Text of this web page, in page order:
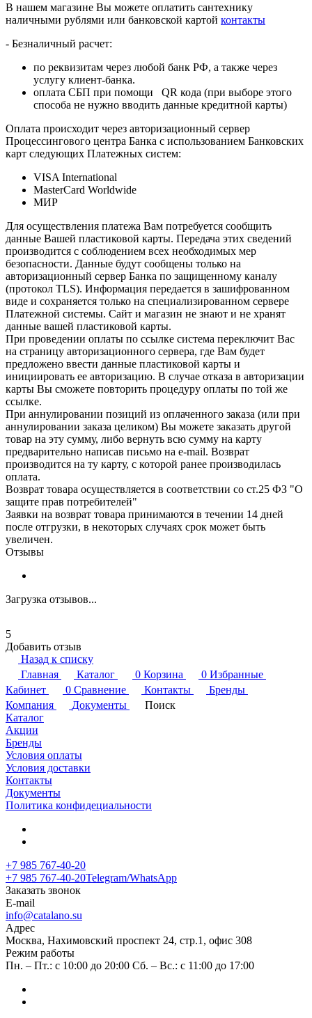
В нашем магазине Вы можете оплатить сантехнику
наличными рублями или банковской картой контакты
- Безналичный расчет:
по реквизитам через любой банк РФ, а также через
услугу клиент-банка.
оплата СБП при помощи QR кода (при выборе этого
способа не нужно вводить данные кредитной карты)
Оплата происходит через авторизационный сервер
Процессингового центра Банка с использованием Банковских
карт следующих Платежных систем:
VISA International
MasterCard Worldwide
МИР
Для осуществления платежа Вам потребуется сообщить
данные Вашей пластиковой карты. Передача этих сведений
производится с соблюдением всех необходимых мер
безопасности. Данные будут сообщены только на
авторизационный сервер Банка по защищенному каналу
(протокол TLS). Информация передается в зашифрованном
виде и сохраняется только на специализированном сервере
Платежной системы. Сайт и магазин не знают и не хранят
данные вашей пластиковой карты.
При проведении оплаты по ссылке система переключит Вас
на страницу авторизационного сервера, где Вам будет
предложено ввести данные пластиковой карты и
инициировать ее авторизацию. В случае отказа в авторизации
карты Вы сможете повторить процедуру оплаты по той же
ссылке.
При аннулировании позиций из оплаченного заказа (или при
аннулировании заказа целиком) Вы можете заказать другой
товар на эту сумму, либо вернуть всю сумму на карту
предварительно написав письмо на e-mail. Возврат
производится на ту карту, с которой ранее производилась
оплата.
Возврат товара осуществляется в соответствии со ст.25 ФЗ "О
защите прав потребителей"
Заявки на возврат товара принимаются в течении 14 дней
после отгрузки, в некоторых случаях срок может быть
увеличен.
Отзывы
Загрузка отзывов...
5
Добавить отзыв
Назад к списку
Главная
Каталог 0 Корзина 0 Избранные
Кабинет
0 Сравнение Контакты
Бренды
Компания
Документы
Поиск
Каталог
Акции
Бренды
Условия оплаты
Условия доставки
Контакты
Документы
Политика конфидециальности
+7 985 767-40-20
+7 985 767-40-20Telegram/WhatsApp
Заказать звонок
E-mail
info@catalano.su
Адрес
Москва, Нахимовский проспект 24, стр.1, офис 308
Режим работы
Пн. – Пт.: с 10:00 до 20:00 Сб. – Вс.: с 11:00 до 17:00